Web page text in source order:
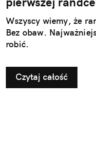
Wszyscy wiemy, że
Bez obaw.
robić.
Czytaj całość